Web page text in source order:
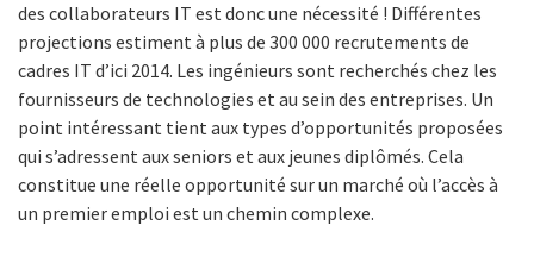
des collaborateurs IT est donc une nécessité ! Différentes
projections estiment à plus de 300 000 recrutements de
cadres IT d’ici 2014. Les ingénieurs sont recherchés chez les
fournisseurs de technologies et au sein des entreprises. Un
point intéressant tient aux types d’opportunités proposées
qui s’adressent aux seniors et aux jeunes diplômés. Cela
constitue une réelle opportunité sur un marché où l’accès à
un premier emploi est un chemin complexe.